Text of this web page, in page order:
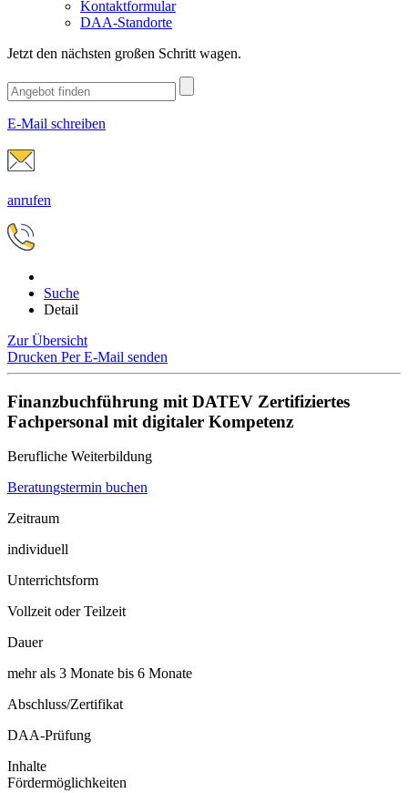
Kontaktformular
DAA-Standorte
Jetzt den nächsten großen Schritt wagen.
E-Mail schreiben
anrufen
Suche
Detail
Zur Übersicht
Drucken Per E-Mail senden
Finanzbuchführung mit DATEV Zertifiziertes
Fachpersonal mit digitaler Kompetenz
Berufliche Weiterbildung
Beratungstermin buchen
Zeitraum
individuell
Unterrichtsform
Vollzeit oder Teilzeit
Dauer
mehr als 3 Monate bis 6 Monate
Abschluss/Zertifikat
DAA-Prüfung
Inhalte
Fördermöglichkeiten